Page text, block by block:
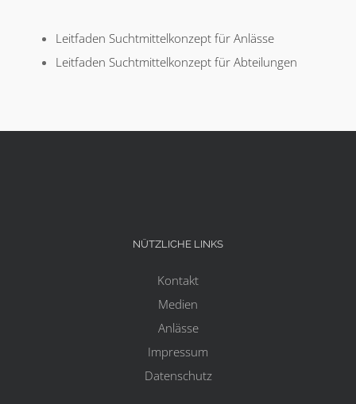
Leitfaden Suchtmittelkonzept für Anlässe
Leitfaden Suchtmittelkonzept für Abteilungen
NÜTZLICHE LINKS
Kontakt
Medien
Anlässe
Impressum
Datenschutz